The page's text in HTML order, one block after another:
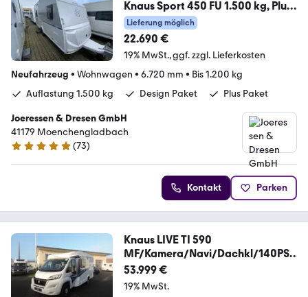
Knaus Sport 450 FU 1.500 kg, Plus
+ Design Paket
Lieferung möglich
22.690 €
19% MwSt. ggf. zzgl. Lieferkosten
Neufahrzeug • Wohnwagen • 6.720 mm • Bis 1.200 kg
Auflastung 1.500 kg
Design Paket Plus Paket
Joeressen & Dresen GmbH
41179 Moenchengladbach
4.8 Sterne
(73)
Kontakt Parken
Knaus LIVE TI 590
MF/Kamera/Navi/Dachkl/140PS/
Markise/
53.999 €
19% MwSt.